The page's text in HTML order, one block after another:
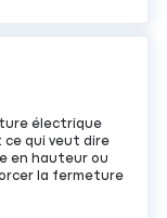
électrique
ce qui veut dire
en hauteur ou
la fermeture